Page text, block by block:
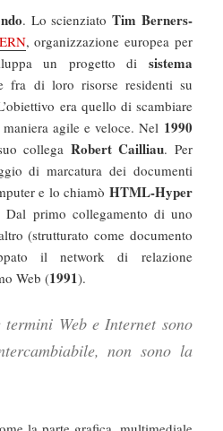
. Lo scienziato Tim Berners-
, organizzazione europea per
un progetto di sistema
fra di loro risorse residenti su
era quello di scambiare
agile e veloce. Nel 1990
collega Robert Cailliau. Per
di marcatura dei documenti
e lo chiamò HTML-Hyper
Dal primo collegamento di uno
(strutturato come documento
il network di relazione
Web (1991).
Web e Internet sono
non sono la